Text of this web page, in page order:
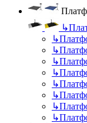
↳
↳
↳
↳
↳
↳
↳
↳
↳